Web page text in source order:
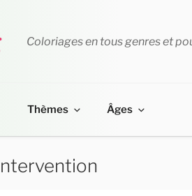
Coloriages en tous genres et
Thèmes Âges